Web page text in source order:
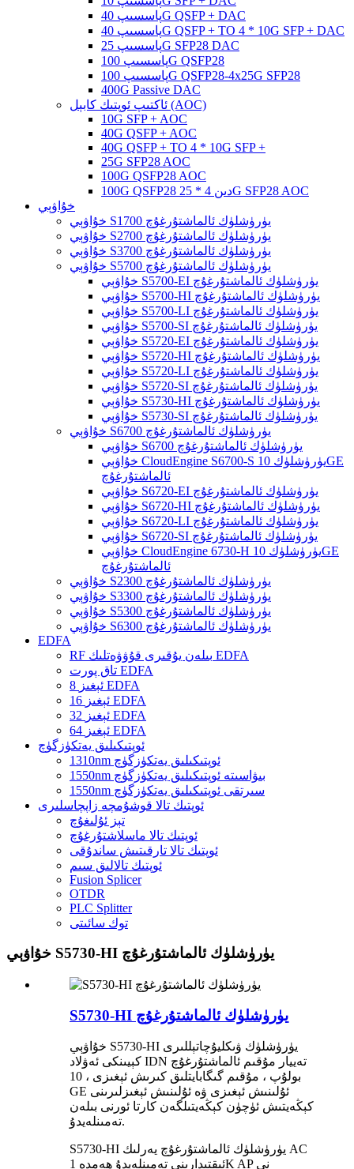
پاسسىپ 40G QSFP + DAC
پاسسىپ 40G QSFP + TO 4 * 10G SFP + DAC
پاسسىپ 25G SFP28 DAC
پاسسىپ 100G QSFP28
پاسسىپ 100G QSFP28-4x25G SFP28
400G Passive DAC
ئاكتىپ ئوپتىك كابېل (AOC)
10G SFP + AOC
40G QSFP + AOC
40G QSFP + TO 4 * 10G SFP +
25G SFP28 AOC
100G QSFP28 AOC
100G QSFP28 دىن 4 * 25G SFP28 AOC
خۇاۋېي
خۇاۋېي S1700 يۈرۈشلۈك ئالماشتۇرغۇچ
خۇاۋېي S2700 يۈرۈشلۈك ئالماشتۇرغۇچ
خۇاۋېي S3700 يۈرۈشلۈك ئالماشتۇرغۇچ
خۇاۋېي S5700 يۈرۈشلۈك ئالماشتۇرغۇچ
خۇاۋېي S5700-EI يۈرۈشلۈك ئالماشتۇرغۇچ
خۇاۋېي S5700-HI يۈرۈشلۈك ئالماشتۇرغۇچ
خۇاۋېي S5700-LI يۈرۈشلۈك ئالماشتۇرغۇچ
خۇاۋېي S5700-SI يۈرۈشلۈك ئالماشتۇرغۇچ
خۇاۋېي S5720-EI يۈرۈشلۈك ئالماشتۇرغۇچ
خۇاۋېي S5720-HI يۈرۈشلۈك ئالماشتۇرغۇچ
خۇاۋېي S5720-LI يۈرۈشلۈك ئالماشتۇرغۇچ
خۇاۋېي S5720-SI يۈرۈشلۈك ئالماشتۇرغۇچ
خۇاۋېي S5730-HI يۈرۈشلۈك ئالماشتۇرغۇچ
خۇاۋېي S5730-SI يۈرۈشلۈك ئالماشتۇرغۇچ
خۇاۋېي S6700 يۈرۈشلۈك ئالماشتۇرغۇچ
خۇاۋېي S6700 يۈرۈشلۈك ئالماشتۇرغۇچ
خۇاۋېي CloudEngine S6700-S يۈرۈشلۈك 10GE
ئالماشتۇرغۇچ
خۇاۋېي S6720-EI يۈرۈشلۈك ئالماشتۇرغۇچ
خۇاۋېي S6720-HI يۈرۈشلۈك ئالماشتۇرغۇچ
خۇاۋېي S6720-LI يۈرۈشلۈك ئالماشتۇرغۇچ
خۇاۋېي S6720-SI يۈرۈشلۈك ئالماشتۇرغۇچ
خۇاۋېي CloudEngine 6730-H يۈرۈشلۈك 10GE
ئالماشتۇرغۇچ
خۇاۋېي S2300 يۈرۈشلۈك ئالماشتۇرغۇچ
خۇاۋېي S3300 يۈرۈشلۈك ئالماشتۇرغۇچ
خۇاۋېي S5300 يۈرۈشلۈك ئالماشتۇرغۇچ
خۇاۋېي S6300 يۈرۈشلۈك ئالماشتۇرغۇچ
EDFA
RF بىلەن يۇقىرى قۇۋۋەتلىك EDFA
تاق پورت EDFA
8 ئېغىز EDFA
16 ئېغىز EDFA
32 ئېغىز EDFA
64 ئېغىز EDFA
ئوپتىكىلىق يەتكۈزگۈچ
1310nm ئوپتىكىلىق يەتكۈزگۈچ
1550nm بىۋاسىتە ئوپتىكىلىق يەتكۈزگۈچ
1550nm سىرتقى ئوپتىكىلىق يەتكۈزگۈچ
ئوپتىك تالا قوشۇمچە زاپچاسلىرى
تېز ئۇلىغۇچ
ئوپتىك تالا ماسلاشتۇرغۇچ
ئوپتىك تالا تارقىتىش ساندۇقى
ئوپتىك تالالىق سىم
Fusion Splicer
OTDR
PLC Splitter
توك سائىتى
خۇاۋېي S5730-HI يۈرۈشلۈك ئالماشتۇرغۇچ
S5730-HI يۈرۈشلۈك ئالماشتۇرغۇچ
خۇاۋېي S5730-HI يۈرۈشلۈك ۋىكليۇچاتېللىرى
كېيىنكى ئەۋلاد IDN تەييار مۇقىم ئالماشتۇرغۇچ
بولۇپ ، مۇقىم گىگابايتلىق كىرىش ئېغىزى ، 10
GE ئۇلىنىش ئېغىزى ۋە ئۇلىنىش ئېغىزلىرىنى
كېڭەيتىش ئۈچۈن كېڭەيتىلگەن كارتا ئورنى بىلەن
تەمىنلەيدۇ.
S5730-HI يۈرۈشلۈك ئالماشتۇرغۇچ يەرلىك AC
ئىقتىدارىنى تەمىنلەيدۇ ھەمدە 1K AP نى